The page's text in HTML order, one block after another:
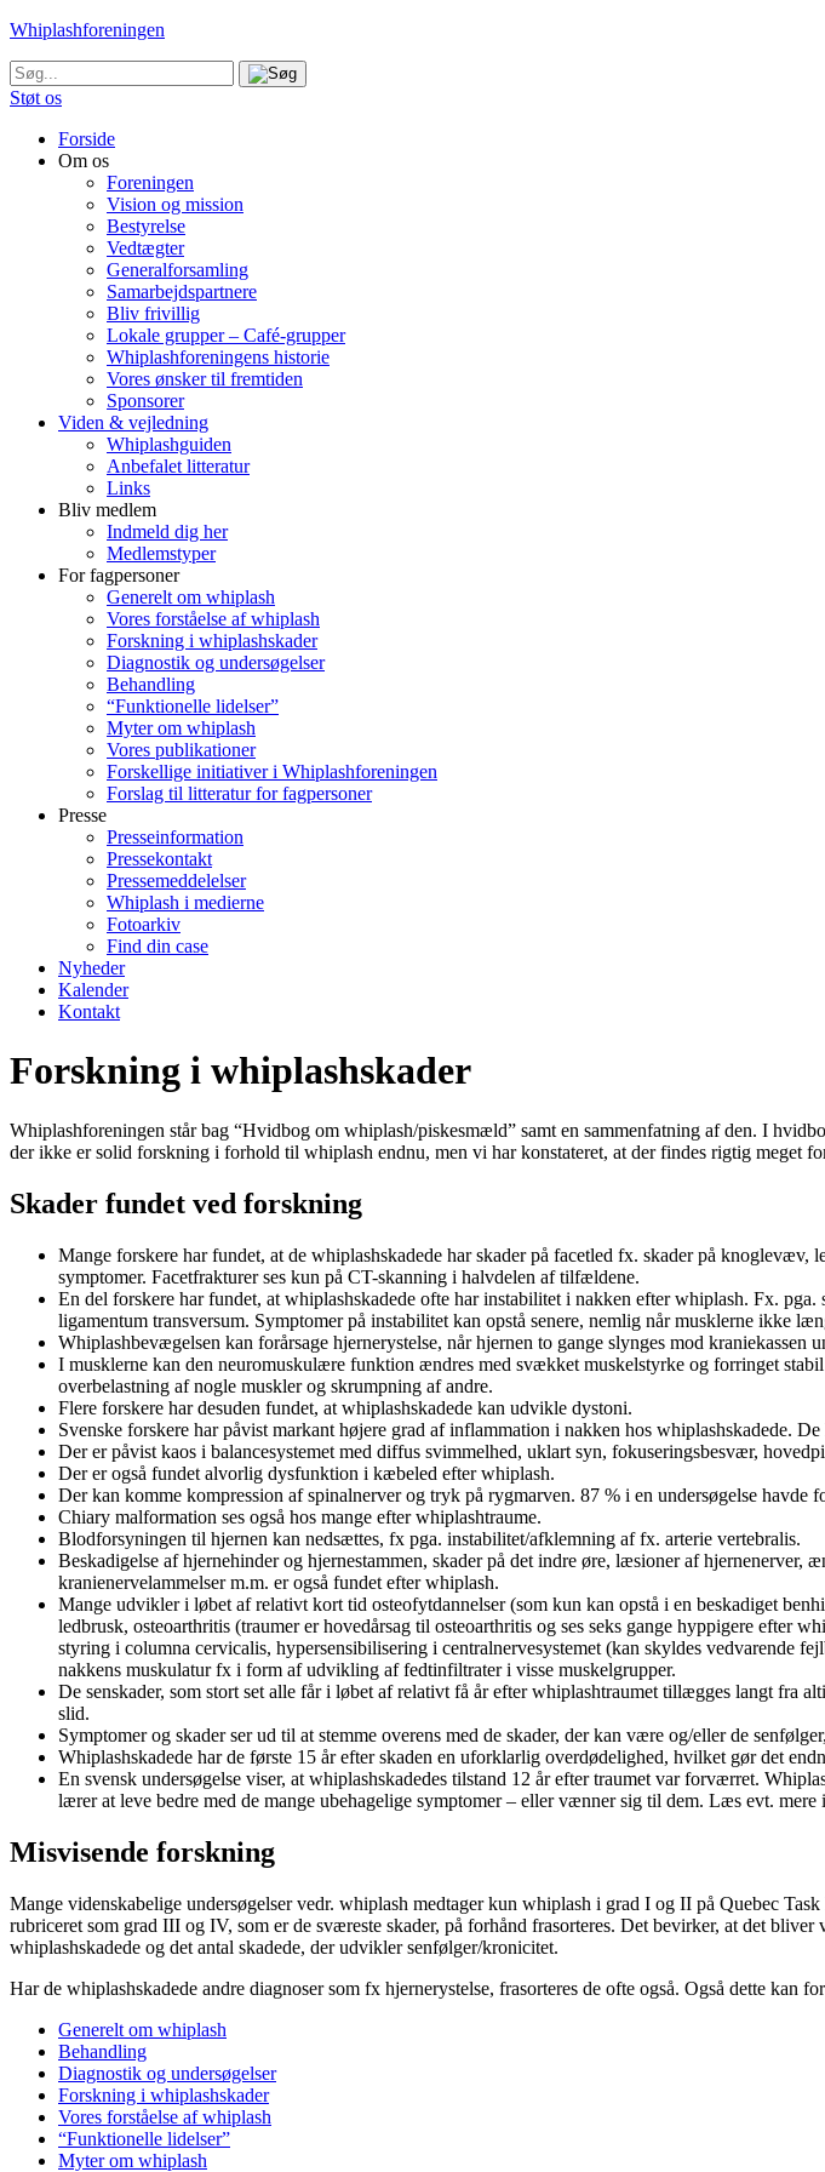
Whiplashforeningen
Støt os
Forside
Om os
Foreningen
Vision og mission
Bestyrelse
Vedtægter
Generalforsamling
Samarbejdspartnere
Bliv frivillig
Lokale grupper – Café-grupper
Whiplashforeningens historie
Vores ønsker til fremtiden
Sponsorer
Viden & vejledning
Whiplashguiden
Anbefalet litteratur
Links
Bliv medlem
Indmeld dig her
Medlemstyper
For fagpersoner
Generelt om whiplash
Vores forståelse af whiplash
Forskning i whiplashskader
Diagnostik og undersøgelser
Behandling
“Funktionelle lidelser”
Myter om whiplash
Vores publikationer
Forskellige initiativer i Whiplashforeningen
Forslag til litteratur for fagpersoner
Presse
Presseinformation
Pressekontakt
Pressemeddelelser
Whiplash i medierne
Fotoarkiv
Find din case
Nyheder
Kalender
Kontakt
Forskning i whiplashskader
Whiplashforeningen står bag “Hvidbog om whiplash/piskesmæld” samt en sammenfatning af den. I
der ikke er solid forskning i forhold til whiplash endnu, men vi har konstateret, at der findes rigtig meget
Skader fundet ved forskning
Mange forskere har fundet, at de whiplashskadede har skader på facetled fx. skader på
symptomer. Facetfrakturer ses kun på CT-skanning i halvdelen af tilfældene.
En del forskere har fundet, at whiplashskadede ofte har instabilitet i nakken efter whiplash. Fx.
ligamentum transversum. Symptomer på instabilitet kan opstå senere, nemlig når musklerne ikke
Whiplashbevægelsen kan forårsage hjernerystelse, når hjernen to gange slynges mod kraniekassen
I musklerne kan den neuromuskulære funktion ændres med svækket muskelstyrke og forringet
overbelastning af nogle muskler og skrumpning af andre.
Flere forskere har desuden fundet, at whiplashskadede kan udvikle dystoni.
Svenske forskere har påvist markant højere grad af inflammation i nakken hos whiplashskadede.
Der er påvist kaos i balancesystemet med diffus svimmelhed, uklart syn, fokuseringsbesvær,
Der er også fundet alvorlig dysfunktion i kæbeled efter whiplash.
Der kan komme kompression af spinalnerver og tryk på rygmarven. 87 % i en undersøgelse
Chiary malformation ses også hos mange efter whiplashtraume.
Blodforsyningen til hjernen kan nedsættes, fx pga. instabilitet/afklemning af fx. arterie vertebralis.
Beskadigelse af hjernehinder og hjernestammen, skader på det indre øre, læsioner af
kranienervelammelser m.m. er også fundet efter whiplash.
Mange udvikler i løbet af relativt kort tid osteofytdannelser (som kun kan opstå i en beskadiget
ledbrusk, osteoarthritis (traumer er hovedårsag til osteoarthritis og ses seks gange hyppigere efter
styring i columna cervicalis, hypersensibilisering i centralnervesystemet (kan skyldes vedvarende
nakkens muskulatur fx i form af udvikling af fedtinfiltrater i visse muskelgrupper.
De senskader, som stort set alle får i løbet af relativt få år efter whiplashtraumet tillægges langt fra
slid.
Symptomer og skader ser ud til at stemme overens med de skader, der kan være og/eller de
Whiplashskadede har de første 15 år efter skaden en uforklarlig overdødelighed, hvilket gør det
En svensk undersøgelse viser, at whiplashskadedes tilstand 12 år efter traumet var forværret.
lærer at leve bedre med de mange ubehagelige symptomer – eller vænner sig til dem. Læs evt. mere
Misvisende forskning
Mange videnskabelige undersøgelser vedr. whiplash medtager kun whiplash i grad I og II på Quebec
rubriceret som grad III og IV, som er de sværeste skader, på forhånd frasorteres. Det bevirker, at det
whiplashskadede og det antal skadede, der udvikler senfølger/kronicitet.
Har de whiplashskadede andre diagnoser som fx hjernerystelse, frasorteres de ofte også. Også dette kan
Generelt om whiplash
Behandling
Diagnostik og undersøgelser
Forskning i whiplashskader
Vores forståelse af whiplash
“Funktionelle lidelser”
Myter om whiplash